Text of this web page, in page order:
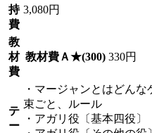
持
費
3,080円
教
材
費
教材費Ａ★(300) 330円
テ
ー
・マージャンとはどん
束ごと、ルール
・アガリ役〔基本四役〕